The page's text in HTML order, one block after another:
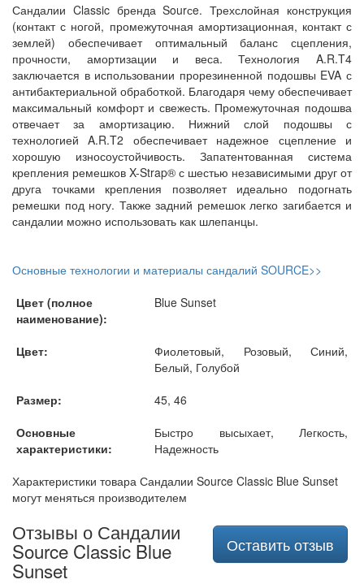
Сандалии Classic бренда Sourсe. Трехслойная конструкция
(контакт с ногой, промежуточная амортизационная, контакт с
землей) обеспечивает оптимальный баланс сцепления,
прочности, амортизации и веса. Технология A.R.T4
заключается в использовании прорезиненной подошвы EVA с
антибактериальной обработкой. Благодаря чему обеспечивает
максимальный комфорт и свежесть. Промежуточная подошва
отвечает за амортизацию. Нижний слой подошвы с
технологией A.R.T2 обеспечивает надежное сцепление и
хорошую износоустойчивость. Запатентованная система
крепления ремешков X-Strap® с шестью независимыми друг от
друга точками крепления позволяет идеально подогнать
ремешки под ногу. Также задний ремешок легко загибается и
сандалии можно использовать как шлепанцы.
Основные технологии и материалы сандалий SOURCE>>
Цвет (полное
наименование):
Blue Sunset
Цвет:
Фиолетовый, Розовый, Синий,
Белый, Голубой
Размер:
45, 46
Основные
характеристики:
Быстро высыхает, Легкость,
Надежность
Характеристики товара Сандалии Source Classic Blue Sunset
могут меняться производителем
Оставить отзыв
Отзывы о Сандалии
Source Classic Blue
Sunset